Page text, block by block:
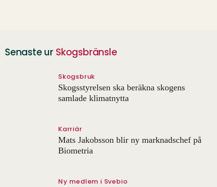
Senaste ur Skogsbränsle
Skogsbruk
Skogsstyrelsen ska beräkna skogens
samlade klimatnytta
Karriär
Mats Jakobsson blir ny marknadschef på
Biometria
Ny medlem i Svebio